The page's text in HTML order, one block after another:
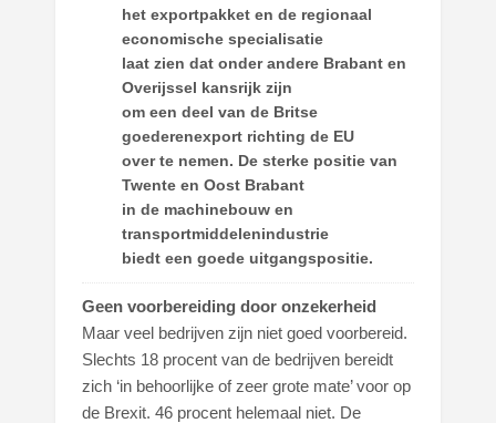
het exportpakket en de regionaal
economische specialisatie
laat zien dat onder andere Brabant en
Overijssel kansrijk zijn
om een deel van de Britse
goederenexport richting de EU
over te nemen. De sterke positie van
Twente en Oost Brabant
in de machinebouw en
transportmiddelenindustrie
biedt een goede uitgangspositie.
Geen voorbereiding door onzekerheid
Maar veel bedrijven zijn niet goed voorbereid.
Slechts 18 procent van de bedrijven bereidt
zich ‘in behoorlijke of zeer grote mate’ voor op
de Brexit. 46 procent helemaal niet. De